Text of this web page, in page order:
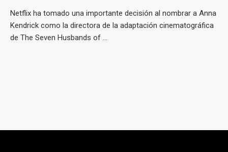
Netflix ha tomado una importante decisión al nombrar a Anna
Kendrick como la directora de la adaptación cinematográfica
de The Seven Husbands of ...